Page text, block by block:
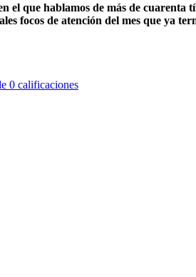
el que hablamos de más de
focos de atención del mes que ya
0 calificaciones